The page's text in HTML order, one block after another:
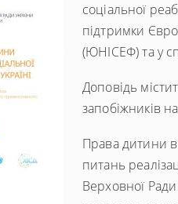
соціальної
підтримки
(ЮНІСЕФ) та у
Доповідь
запобіжників
Права дитини в
питань
Верховної